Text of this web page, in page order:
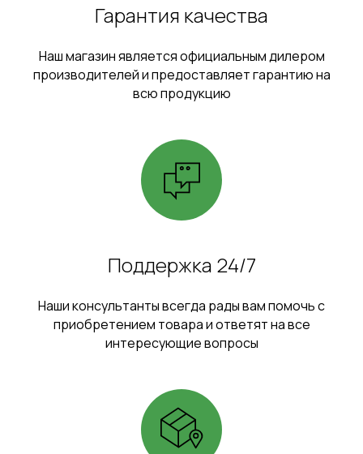
Гарантия качества
Наш магазин является официальным дилером
производителей и предоставляет гарантию на
всю продукцию
Поддержка 24/7
Наши консультанты всегда рады вам помочь с
приобретением товара и ответят на все
интересующие вопросы